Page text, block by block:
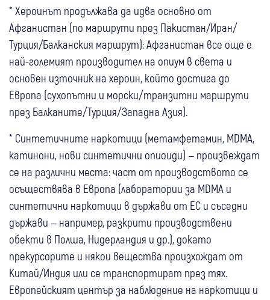
* Хероинът продължава да идва основно от
Афганистан (по маршрути през Пакистан/Иран/
Турция/Балканския маршрут): Афганистан все още е
най-големият производител на опиум в света и
основен източник на хероин, който достига до
Европа (сухопътни и морски/транзитни маршрути
през Балканите/Турция/Западна Азия).
* Синтетичните наркотици (метамфетамин, MDMA,
катинони, нови синтетични опиоиди) — произвеждат
се на различни места: част от производството се
осъществява в Европа (лаборатории за MDMA и
синтетични наркотици в държави от ЕС и съседни
държави — например, разкрити производствени
обекти в Полша, Нидерландия и др.), докато
прекурсорите и някои вещества произхождат от
Китай/Индия или се транспортират през тях.
Европейският център за наблюдение на наркотици и